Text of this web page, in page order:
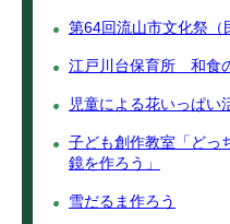
第64回流山市文化祭（
江戸川台保育所 和食
児童による花いっぱい
子ども創作教室「どっ
鏡を作ろう」
雪だるま作ろう